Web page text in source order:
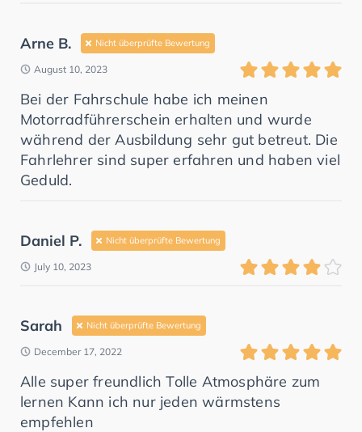
Arne B. Nicht überprüfte Bewertung
August 10, 2023
Bei der Fahrschule habe ich meinen
Motorradführerschein erhalten und wurde
während der Ausbildung sehr gut betreut. Die
Fahrlehrer sind super erfahren und haben viel
Geduld.
Daniel P. Nicht überprüfte Bewertung
July 10, 2023
Sarah Nicht überprüfte Bewertung
December 17, 2022
Alle super freundlich Tolle Atmosphäre zum
lernen Kann ich nur jeden wärmstens
empfehlen